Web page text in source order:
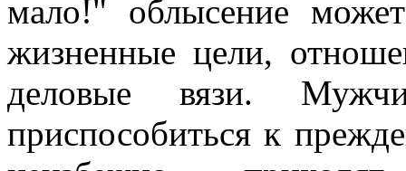
мало!" облысение
жизненные цели,
деловые вязи.
приспособиться к